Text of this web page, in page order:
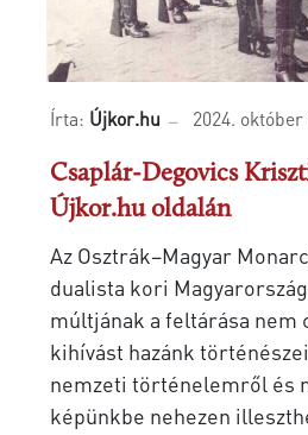
Írta: Újkor.hu 2024. október
Csaplár-Degovics
Újkor.hu oldalán
Az Osztrák–Magyar
dualista kori
múltjának a feltárása nem
kihívást hazánk
nemzeti történelemről és
képünkbe nehezen